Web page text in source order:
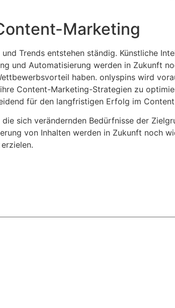
Marketing
Trends entstehen ständig. Künstliche
und Automatisierung werden in Zukunft
haben. onlyspins wird
Content-Marketing-Strategien zu
für den langfristigen Erfolg im
sich verändernden Bedürfnisse der
von Inhalten werden in Zukunft noch